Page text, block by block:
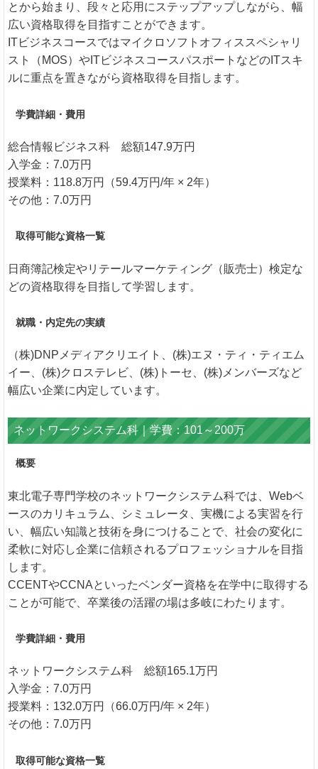
とから始まり、段々と応用にステップアップしながら、幅
広い資格取得を目指すことができます。
ITビジネスコースではマイクロソフトオフィススペシャリ
スト（MOS）やITビジネスコースパスポートなどのITスキ
ルに重点を置きながら資格取得を目指します。
学費詳細・費用
総合情報ビジネス科 総額147.9万円
入学金：7.0万円
授業料：118.8万円（59.4万円/年 × 2年）
その他：7.0万円
取得可能な資格一覧
日商簿記検定やリテールマーケティング（販売士）検定な
どの資格取得を目指して学習します。
就職・内定先の実績
（株)DNPメディアクリエイト、(株)エヌ・ティ・ティエム
イー、(株)クロステレビ、(株)トーセ、(株)メンバーズなど
幅広い企業に内定しています。
ネットワークシステム科｜学費：101～200万
概要
東北電子専門学校のネットワークシステム科では、Webベ
ースのカリキュラム、シミュレータ、実機による実習を行
い、幅広い知識と技術を身につけることで、社会の変化に
柔軟に対応し企業に信頼されるプロフェッショナルを目指
します。
CCENTやCCNAといったベンダー資格を在学中に取得する
ことが可能で、卒業後の活躍の場は多岐にわたります。
学費詳細・費用
ネットワークシステム科 総額165.1万円
入学金：7.0万円
授業料：132.0万円（66.0万円/年 × 2年）
その他：7.0万円
取得可能な資格一覧